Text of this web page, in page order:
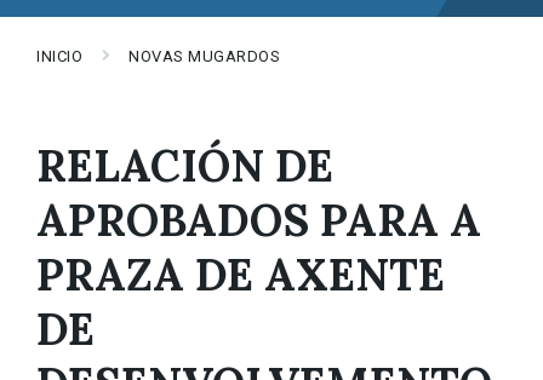
INICIO NOVAS MUGARDOS
RELACIÓN DE
APROBADOS PARA A
PRAZA DE AXENTE
DE